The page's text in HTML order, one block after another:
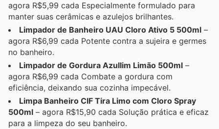
agora R$5,99 cada Especialmente formulado para
manter suas cerâmicas e azulejos brilhantes.
Limpador de Banheiro UAU Cloro Ativo 5 500ml –
agora R$6,99 cada Potente contra a sujeira e germes
no banheiro.
Limpador de Gordura Azullim Limão 500ml –
agora R$6,99 cada Combate a gordura com
eficiência, deixando sua cozinha impecável.
Limpa Banheiro CIF Tira Limo com Cloro Spray
500ml – agora R$15,90 cada Solução prática e eficaz
para a limpeza do seu banheiro.